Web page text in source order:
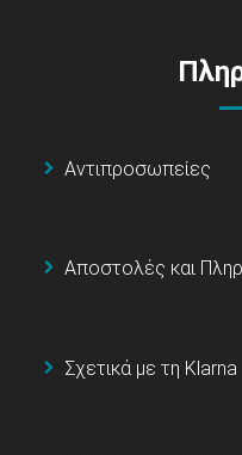
Αντιπροσωπείες
Αποστολές και
Σχετικά με τη Klarna